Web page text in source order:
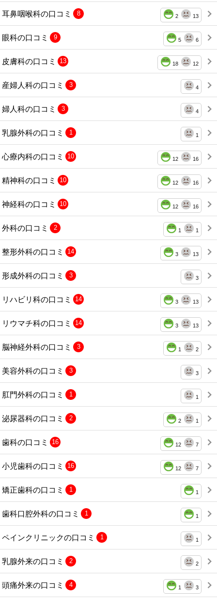
耳鼻咽喉科の口コミ 2 13
8
眼科の口コミ 5 6
9
皮膚科の口コミ 18 12
13
産婦人科の口コミ 4
3
婦人科の口コミ 4
3
乳腺外科の口コミ 1
1
心療内科の口コミ 12 16
10
精神科の口コミ 12 16
10
神経科の口コミ 12 16
10
外科の口コミ 1 1
2
整形外科の口コミ 3 13
14
形成外科の口コミ 3
3
リハビリ科の口コミ 3 13
14
リウマチ科の口コミ 3 13
14
脳神経外科の口コミ 1 2
3
美容外科の口コミ 3
3
肛門外科の口コミ 1
1
泌尿器科の口コミ 2 1
2
歯科の口コミ 12 7
16
小児歯科の口コミ 12 7
16
矯正歯科の口コミ 1
1
歯科口腔外科の口コミ 1
1
ペインクリニックの口コミ 1
1
乳腺外来の口コミ 2
2
頭痛外来の口コミ 1 3
4